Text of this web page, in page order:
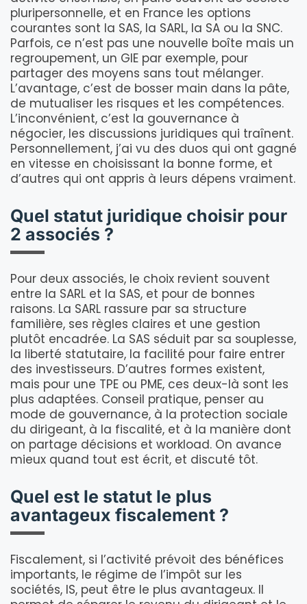
pluripersonnelle, et en France les options
courantes sont la SAS, la SARL, la SA ou la SNC.
Parfois, ce n’est pas une nouvelle boîte mais un
regroupement, un GIE par exemple, pour
partager des moyens sans tout mélanger.
L’avantage, c’est de bosser main dans la pâte,
de mutualiser les risques et les compétences.
L’inconvénient, c’est la gouvernance à
négocier, les discussions juridiques qui traînent.
Personnellement, j’ai vu des duos qui ont gagné
en vitesse en choisissant la bonne forme, et
d’autres qui ont appris à leurs dépens vraiment.
Quel statut juridique choisir pour
2 associés ?
Pour deux associés, le choix revient souvent
entre la SARL et la SAS, et pour de bonnes
raisons. La SARL rassure par sa structure
familière, ses règles claires et une gestion
plutôt encadrée. La SAS séduit par sa souplesse,
la liberté statutaire, la facilité pour faire entrer
des investisseurs. D’autres formes existent,
mais pour une TPE ou PME, ces deux-là sont les
plus adaptées. Conseil pratique, penser au
mode de gouvernance, à la protection sociale
du dirigeant, à la fiscalité, et à la manière dont
on partage décisions et workload. On avance
mieux quand tout est écrit, et discuté tôt.
Quel est le statut le plus
avantageux fiscalement ?
Fiscalement, si l’activité prévoit des bénéfices
importants, le régime de l’impôt sur les
sociétés, IS, peut être le plus avantageux. Il